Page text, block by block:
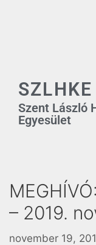
SZLHKE
Szent László
Egyesület
– 2019.
november 19,